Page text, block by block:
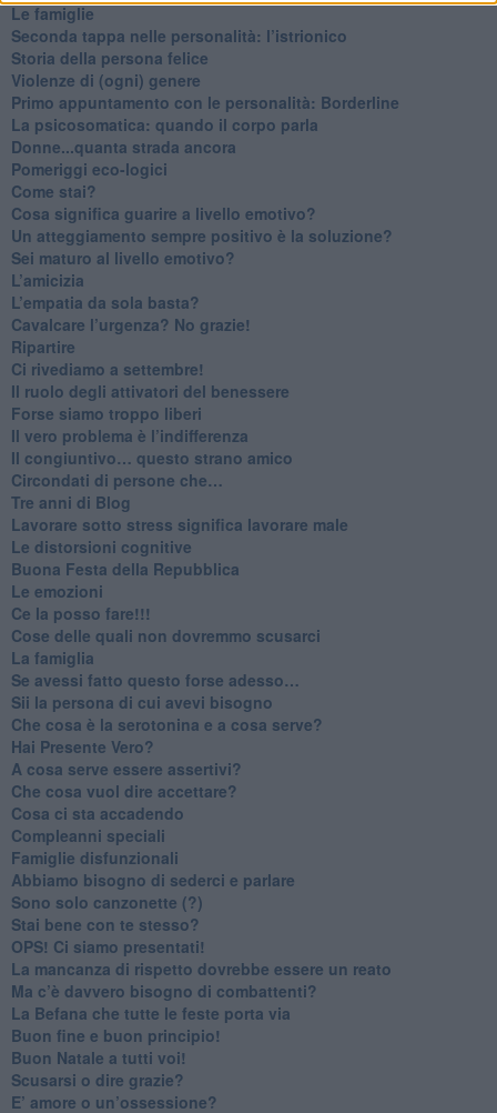
Le famiglie
Seconda tappa nelle personalità: l’istrionico
​Storia della persona felice
Violenze di (ogni) genere
​Primo appuntamento con le personalità: Borderline
La psicosomatica: quando il corpo parla
Donne...quanta strada ancora
​Pomeriggi eco-logici
​Come stai?
Cosa significa guarire a livello emotivo?
​Un atteggiamento sempre positivo è la soluzione?
​Sei maturo al livello emotivo?
​L’amicizia
​L’empatia da sola basta?
​Cavalcare l’urgenza? No grazie!
Ripartire
​Ci rivediamo a settembre!
​Il ruolo degli attivatori del benessere
​Forse siamo troppo liberi
​Il vero problema è l’indifferenza
​Il congiuntivo… questo strano amico
​Circondati di persone che…
​Tre anni di Blog
​Lavorare sotto stress significa lavorare male
​Le distorsioni cognitive
​Buona Festa della Repubblica
Le emozioni
​Ce la posso fare!!!
​Cose delle quali non dovremmo scusarci
​La famiglia
​Se avessi fatto questo forse adesso…
​Sii la persona di cui avevi bisogno
Che cosa è la serotonina e a cosa serve?
​Hai Presente Vero?
A cosa serve essere assertivi?
​Che cosa vuol dire accettare?
​Cosa ci sta accadendo
​Compleanni speciali
​Famiglie disfunzionali
​Abbiamo bisogno di sederci e parlare
Sono solo canzonette (?)
​Stai bene con te stesso?
​OPS! Ci siamo presentati!
​La mancanza di rispetto dovrebbe essere un reato
​Ma c’è davvero bisogno di combattenti?
​La Befana che tutte le feste porta via
Buon fine e buon principio!
​Buon Natale a tutti voi!
​Scusarsi o dire grazie?
​E’ amore o un’ossessione?